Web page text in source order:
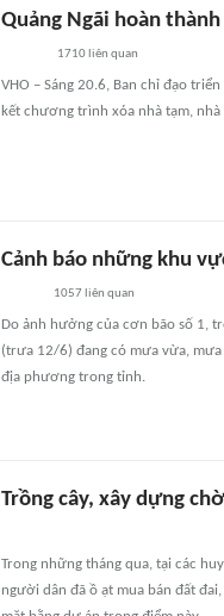
Quảng Ngãi hoàn
1710liên quan
VHO – Sáng 20.6, Ban chỉ đạo
kết chương trình xóa nhà tạm,
Cảnh báo những khu
1057liên quan
Do ảnh hưởng của cơn bão số 1,
(trưa 12/6) đang có mưa vừa,
địa phương trong tỉnh.
Trồng cây, xây dựng
Trong những tháng qua, tại các
người dân đã ồ ạt mua bán đất